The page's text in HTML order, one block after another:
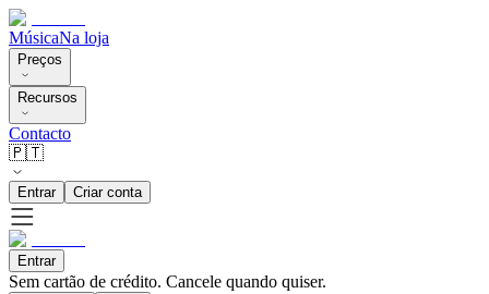
MúsicaNa loja
Preços
Recursos
Contacto
🇵🇹
Entrar Criar conta
Entrar
Sem cartão de crédito. Cancele quando quiser.